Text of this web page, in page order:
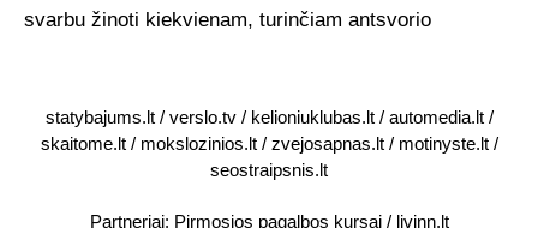
svarbu žinoti kiekvienam, turinčiam antsvorio
statybajums.lt/ verslo.tv/ kelioniuklubas.lt/ automedia.lt/
skaitome.lt/ mokslozinios.lt/ zvejosapnas.lt/ motinyste.lt/
seostraipsnis.lt
Partneriai: Pirmosios pagalbos kursai/ livinn.lt